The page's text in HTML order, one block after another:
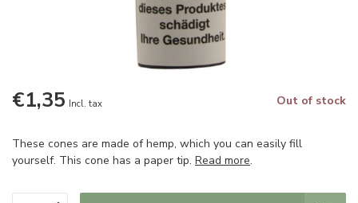
€1,35 Incl. tax Out of stock
These cones are made of hemp, which you can easily fill
yourself. This cone has a paper tip. Read more.